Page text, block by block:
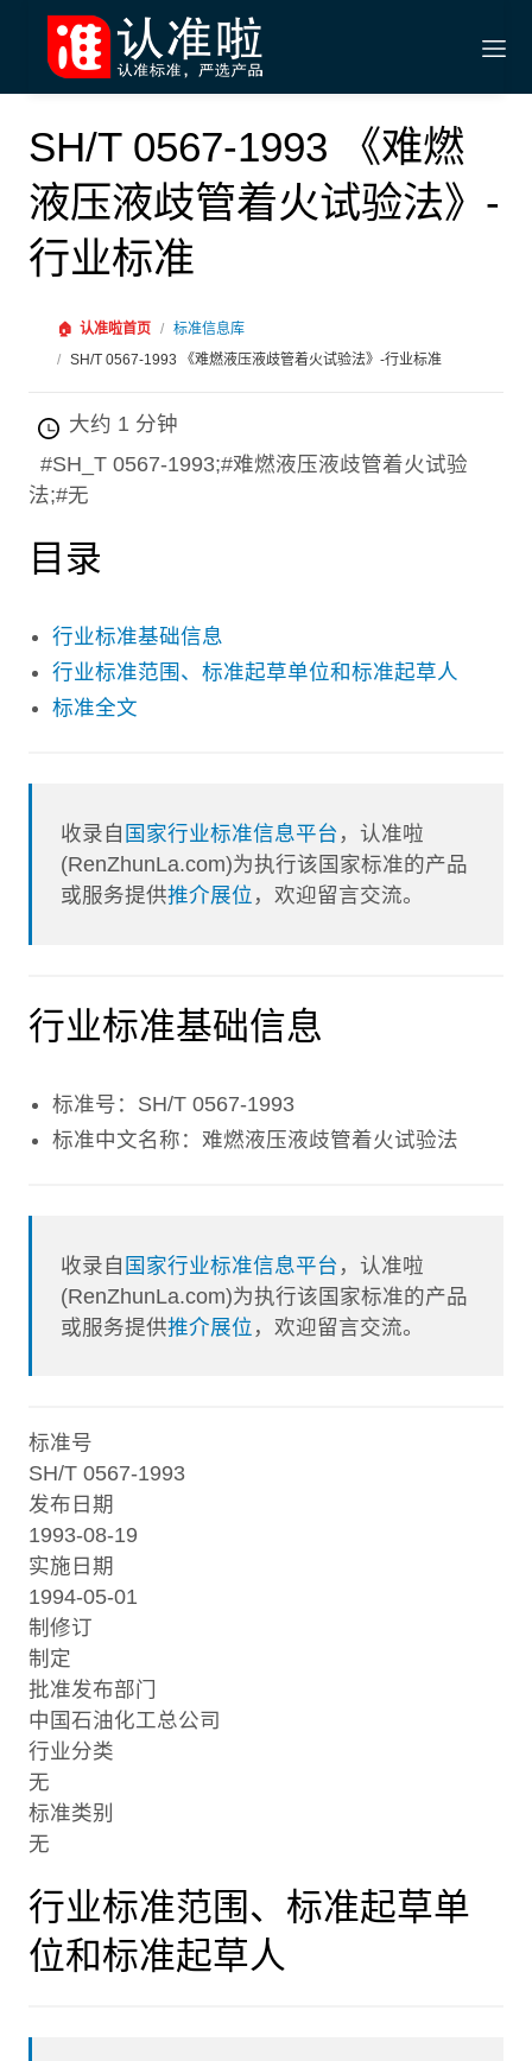
SH/T 0567-1993 《难燃
液压液歧管着火试验法》-
行业标准
🏠 认准啦首页 / 标准信息库
/ SH/T 0567-1993 《难燃液压液歧管着火试验法》-行业标准
大约 1 分钟
#SH_T 0567-1993;#难燃液压液歧管着火试验
法;#无
目录
行业标准基础信息
行业标准范围、标准起草单位和标准起草人
标准全文
收录自 国家行业标准信息平台 ，认准啦
(RenZhunLa.com)为执行该国家标准的产品
或服务提供推介展位 ，欢迎留言交流。
行业标准基础信息
标准号：SH/T 0567-1993
标准中文名称：难燃液压液歧管着火试验法
收录自 国家行业标准信息平台 ，认准啦
(RenZhunLa.com)为执行该国家标准的产品
或服务提供推介展位 ，欢迎留言交流。
标准号
SH/T 0567-1993
发布日期
1993-08-19
实施日期
1994-05-01
制修订
制定
批准发布部门
中国石油化工总公司
行业分类
无
标准类别
无
行业标准范围、标准起草单
位和标准起草人